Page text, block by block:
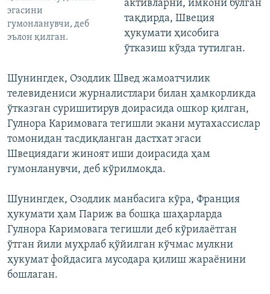
эгасини
гумонланувчи, деб
эълон қилган.
активларни, имкони бўлган
тақдирда, Швеция
ҳукумати ҳисобига
ўтказиш кўзда тутилган.
Шунингдек, Озодлик Швед жамоатчилик
телевидениси журналистлари билан ҳамкорликда
ўтказган суришитирув доирасида ошкор қилган,
Гулнора Каримовага тегишли экани мутахассислар
томонидан тасдиқланган дастхат эгаси
Швециядаги жиноят иши доирасида ҳам
гумонланувчи, деб кўрилмоқда.
Шунингдек, Озодлик манбасига кўра, Франция
ҳукумати ҳам Париж ва бошқа шаҳарларда
Гулнора Каримовага тегишли деб кўрилаётган
ўтган йили муҳрлаб қўйилган кўчмас мулкни
ҳукумат фойдасига мусодара қилиш жараёнини
бошлаган.